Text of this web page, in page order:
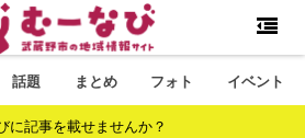
話題 まとめ フォト イベント
に記事を載せませんか？